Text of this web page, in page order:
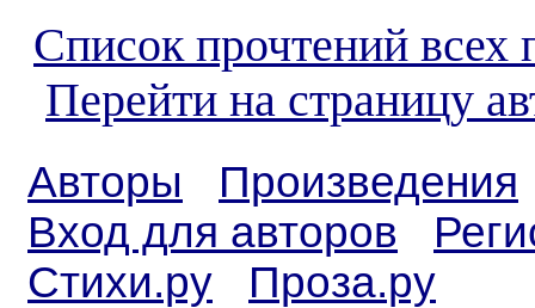
Список прочтений всех
Перейти на страницу
Авторы
Произведения
Вход для авторов
Стихи.ру
Проза.ру